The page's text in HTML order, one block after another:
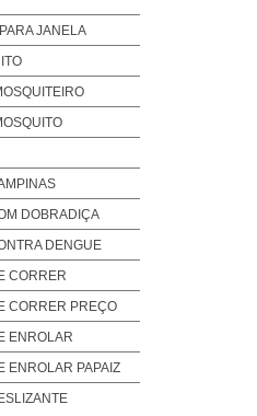
JANELA
DOBRADIÇA
DENGUE
CORRER
CORRER PREÇO
ENROLAR
ENROLAR PAPAIZ